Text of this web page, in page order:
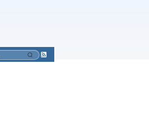
Subscribe
搜